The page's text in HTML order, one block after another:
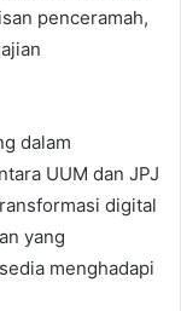
penceramah,
dalam
UUM dan JPJ
digital
yang
menghadapi